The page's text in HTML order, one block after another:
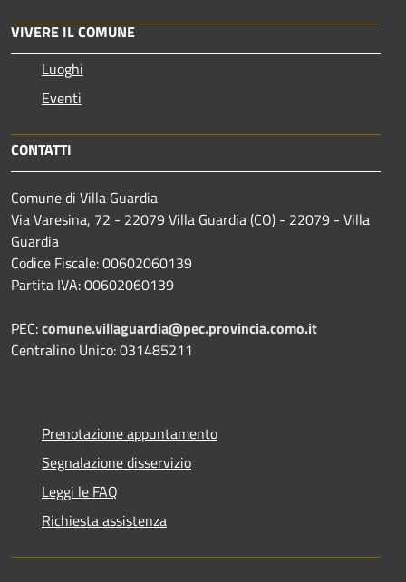
VIVERE IL COMUNE
Luoghi
Eventi
CONTATTI
Comune di Villa Guardia
Via Varesina, 72 - 22079 Villa Guardia (CO) - 22079 - Villa
Guardia
Codice Fiscale: 00602060139
Partita IVA: 00602060139
PEC:comune.villaguardia@pec.provincia.como.it
Centralino Unico: 031485211
Prenotazione appuntamento
Segnalazione disservizio
Leggi le FAQ
Richiesta assistenza